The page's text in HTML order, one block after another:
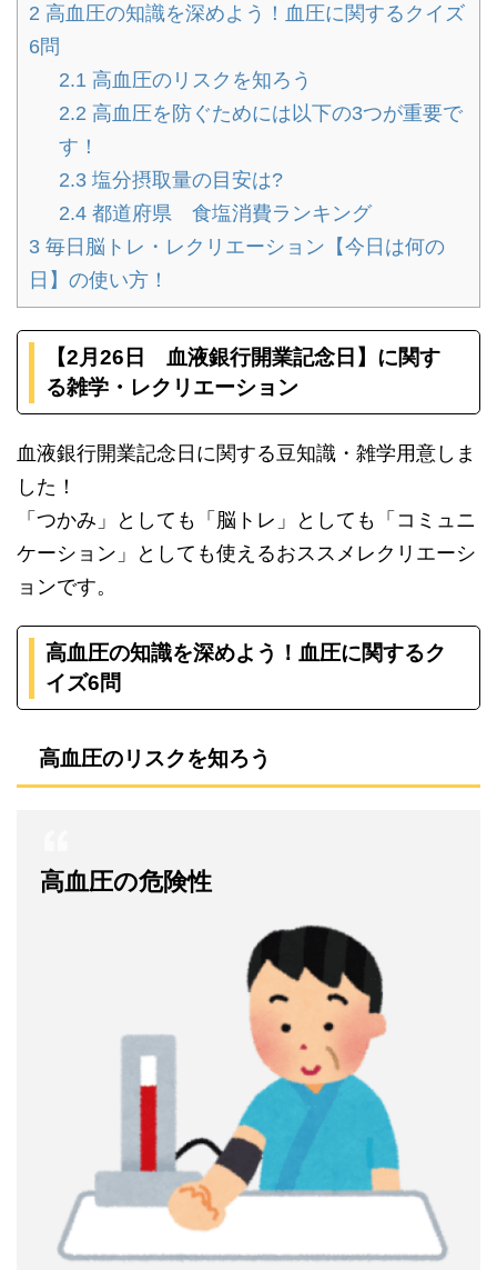
2 高血圧の知識を深めよう！血圧に関するクイズ
6問
2.1 高血圧のリスクを知ろう
2.2 高血圧を防ぐためには以下の3つが重要で
す！
2.3 塩分摂取量の目安は?
2.4 都道府県 食塩消費ランキング
3 毎日脳トレ・レクリエーション【今日は何の
日】の使い方！
【2月26日 血液銀行開業記念日】に関す
る雑学・レクリエーション
血液銀行開業記念日に関する豆知識・雑学用意しま
した！
「つかみ」としても「脳トレ」としても「コミュニ
ケーション」としても使えるおススメレクリエーシ
ョンです。
高血圧の知識を深めよう！血圧に関するク
イズ6問
高血圧のリスクを知ろう
高血圧の危険性